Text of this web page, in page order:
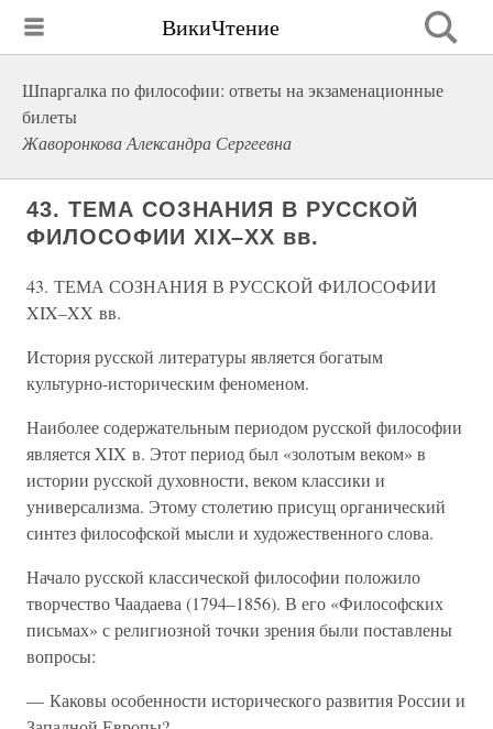
ВикиЧтение
Шпаргалка по философии: ответы на экзаменационные
билеты
Жаворонкова Александра Сергеевна
43. ТЕМА СОЗНАНИЯ В РУССКОЙ
ФИЛОСОФИИ XIX–XX вв.
43. ТЕМА СОЗНАНИЯ В РУССКОЙ ФИЛОСОФИИ
XIX–XX вв.
История русской литературы является богатым
культурно-историческим феноменом.
Наиболее содержательным периодом русской философии
является XIX в. Этот период был «золотым веком» в
истории русской духовности, веком классики и
универсализма. Этому столетию присущ органический
синтез философской мысли и художественного слова.
Начало русской классической философии положило
творчество Чаадаева (1794–1856). В его «Философских
письмах» с религиозной точки зрения были поставлены
вопросы:
— Каковы особенности исторического развития России и